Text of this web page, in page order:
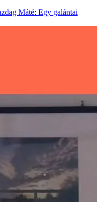
Máté: Egy galántai